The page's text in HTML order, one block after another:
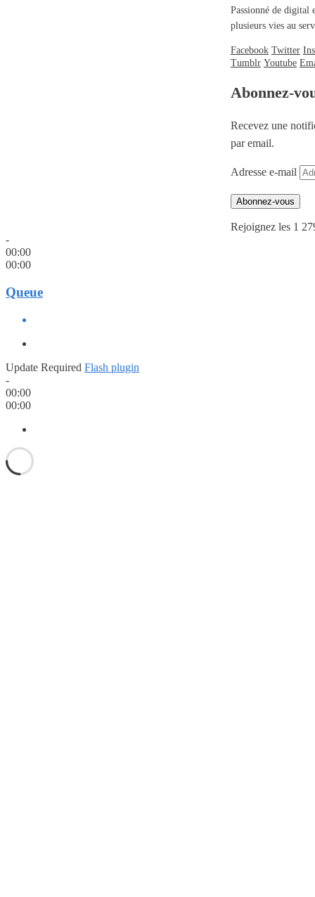
Passionné de digital
plusieurs vies au
Facebook Twitter
Tumblr Youtube
Abonnez-
Recevez une
par email.
Adresse e-mail
Abonnez-vous
Rejoignez les 1
-
00:00
00:00
Queue
Update Required Flash plugin
-
00:00
00:00